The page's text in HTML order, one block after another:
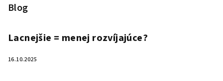
Blog
Lacnejšie = menej rozvíjajúce?
16.10.2025